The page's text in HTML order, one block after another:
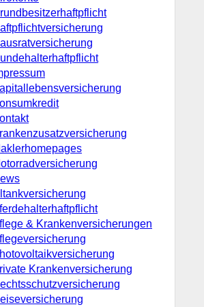
& Krankenversicherungen
Krankenversicherung